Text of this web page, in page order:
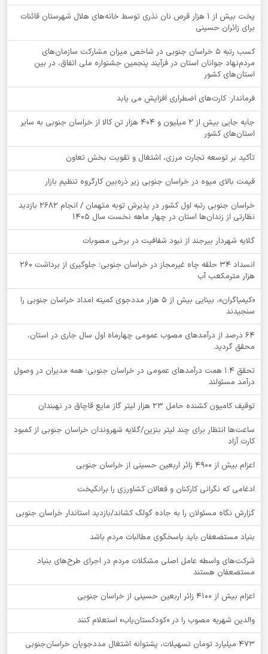
پخت بیش از 1 هزار قرص نان نذری توسط خانه‌های هلال شهرستان قائنات
برای زائران حسینی
کسب رتبه ۵ خراسان جنوبی در شاخص میزان مشارکت سازمان‌های
مردم‌نهاد جوانان استان در فرآیند پنجمین جشنواره ملی اتفاق، در بین
استان‌های کشور
فرماندار: کارت‌های اضطراری افزایش می یابد
جابه جایی بیش از 2 میلیون و 404 هزار تن کالا از خراسان جنوبی به سایر
استان‌های کشور
تأکید بر توسعه تجارت مرزی، اشتغال و تقویت بخش تعاون
قیمت بالای میوه در خراسان جنوبی زیر ذره‌بین کارگروه تنظیم بازار
خراسان جنوبی رتبه اول کشور در پذیرش توبه متهمان / انجام ۲۶۸۲ بازدید
نظارتی از زندان‌ها استان در چهار ماهه نخست سال 1405
گلایه شهردار بیرجند از نبود شفافیت در برخی مصوبات
انسداد ۳۴ حلقه چاه غیرمجاز در خراسان جنوبی؛ جلوگیری از برداشت ۲۶۰
هزار مترمکعب آب
«کیمیاگران»، بینایی بیش از ۵ هزار مددجوی کمیته امداد خراسان جنوبی را
سنجیدند
64 درصد از درآمدهای مصوب عمومی چهارماه اول سال جاری در استان،
محقق گردید.
تحقق ۱.۴ همت درآمدهای عمومی در خراسان جنوبی؛ همه مدیران در وصول
درآمد مسئولند
توقيف کامیون کشنده حامل 23 هزار لیتر گاز مایع قاچاق در نهبندان
ساعت‌ها انتظار برای چند لیتر بنزین/گلایه شهروندان خراسان جنوبی از کمبود
کارت آزاد
اعزام بیش از 4900 زائر اربعین حسینی از خراسان جنوبی
ادغامی که نگرانی کارکنان و فعالان کشاورزی را برانگیخت
گزارش نگاه مسئولان را به جاده گولگ کشاند/بازدید استاندار خراسان جنوبی
بنیاد مستضعفان باید پاسخگوی مطالبات مردم باشد
شرکت‌های واسطه عامل اصلی مشکلات مردم در اجرای طرح‌های بنیاد
مستضعفان هستند
اعزام بیش از 4100 زائر اربعین حسینی از خراسان جنوبی
والدین شهریه مصوب را در «کودکستان‌یاب» استعلام کنند
۴۷۳ میلیارد تومان تسهیلات، پشتوانه اشتغال مددجویان خراسان‌جنوبی